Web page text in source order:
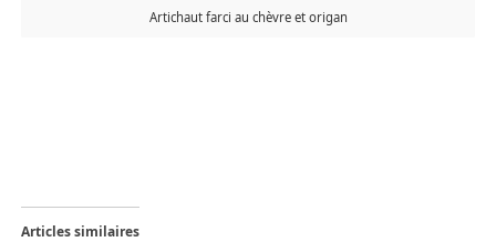
Artichaut farci au chèvre et origan
Articles similaires